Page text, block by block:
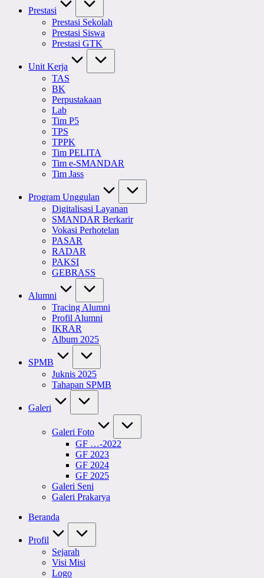
Prestasi
Prestasi Sekolah
Prestasi Siswa
Prestasi GTK
Unit Kerja
TAS
BK
Perpustakaan
Lab
Tim P5
TPS
TPPK
Tim PELITA
Tim e-SMANDAR
Tim Jass
Program Unggulan
Digitalisasi Layanan
SMANDAR Berkarir
Vokasi Perhotelan
PASAR
RADAR
PAKSI
GEBRASS
Alumni
Tracing Alumni
Profil Alumni
IKRAR
Album 2025
SPMB
Juknis 2025
Tahapan SPMB
Galeri
Galeri Foto
GF …-2022
GF 2023
GF 2024
GF 2025
Galeri Seni
Galeri Prakarya
Beranda
Profil
Sejarah
Visi Misi
Logo